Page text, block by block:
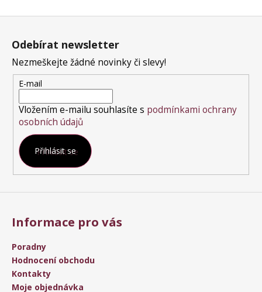
Odebírat newsletter
Nezmeškejte žádné novinky či slevy!
E-mail
Vložením e-mailu souhlasíte s podmínkami ochrany
osobních údajů
Přihlásit se
Informace pro vás
Poradny
Hodnocení obchodu
Kontakty
Moje objednávka